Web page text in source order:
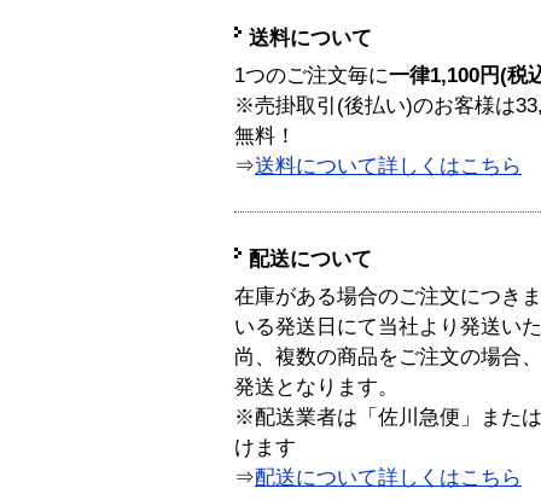
送料について
1つのご注文毎に一律1,100円(税
※売掛取引(後払い)のお客様は
無料！
⇒送料について詳しくはこちら
配送について
在庫がある場合のご注文につき
いる発送日にて当社より発送い
尚、複数の商品をご注文の場合
発送となります。
※配送業者は「佐川急便」また
けます
⇒配送について詳しくはこちら